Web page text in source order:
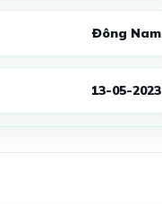
Đông Nam
13-05-2023